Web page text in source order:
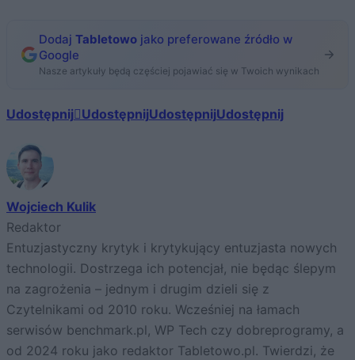
Dodaj Tabletowo jako preferowane źródło w
Google
Nasze artykuły będą częściej pojawiać się w Twoich wynikach
Udostępnij UdostępnijUdostępnijUdostępnij
Wojciech Kulik
Redaktor
Entuzjastyczny krytyk i krytykujący entuzjasta nowych
technologii. Dostrzega ich potencjał, nie będąc ślepym
na zagrożenia – jednym i drugim dzieli się z
Czytelnikami od 2010 roku. Wcześniej na łamach
serwisów benchmark.pl, WP Tech czy dobreprogramy, a
od 2024 roku jako redaktor Tabletowo.pl. Twierdzi, że